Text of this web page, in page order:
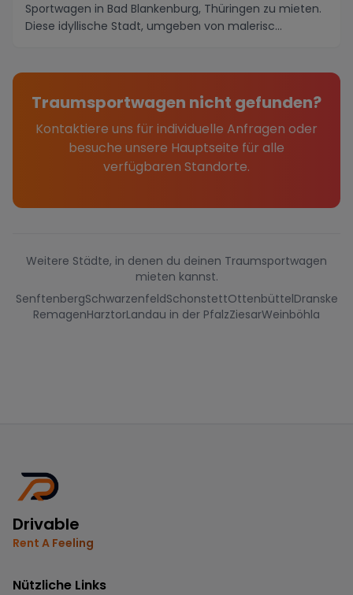
Sportwagen in Bad Blankenburg, Thüringen zu mieten.
Diese idyllische Stadt, umgeben von malerisc...
Traumsportwagen nicht gefunden?
Kontaktiere uns für individuelle Anfragen oder
besuche unsere Hauptseite für alle
verfügbaren Standorte.
Weitere Städte, in denen du deinen Traumsportwagen
mieten kannst.
SenftenbergSchwarzenfeldSchonstettOttenbüttelDranske
RemagenHarztorLandau in der PfalzZiesarWeinböhla
Drivable
Rent A Feeling
Nützliche Links